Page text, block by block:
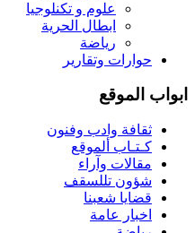
علوم و تکنلوجیا
ابطال الحرية
رياضة
حوارات وتقارير
ابواب الموقع
ثقافة وادب وفنون
كـتـاب ألموقع
مقالات وآراء
شؤون تللسقف
قضايا شعبنا
اخبار عامة